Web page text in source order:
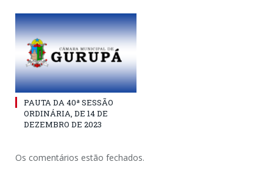
PAUTA DA 40ª SESSÃO
ORDINÁRIA, DE 14 DE
DEZEMBRO DE 2023
Os comentários estão fechados.